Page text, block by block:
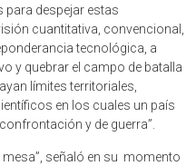
cuantitativa, convencional,
tecnológica, a
y quebrar el campo de batalla
límites territoriales,
en los cuales un país
y de guerra”.
de Bush y Obama sobre